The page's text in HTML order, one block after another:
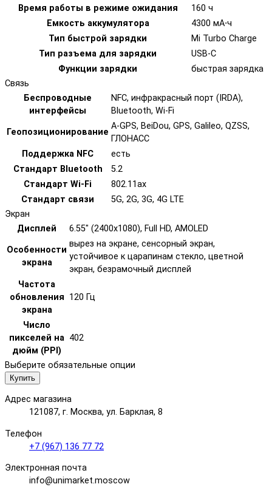
Время работы в режиме ожидания
160 ч
Емкость аккумулятора
4300 мА⋅ч
Тип быстрой зарядки
Mi Turbo Charge
Тип разъема для зарядки
USB-C
Функции зарядки
быстрая зарядка
Связь
Беспроводные
интерфейсы
NFC, инфракрасный порт (IRDA),
Bluetooth, Wi-Fi
Геопозиционирование
A-GPS, BeiDou, GPS, Galileo, QZSS,
ГЛОНАСС
Поддержка NFC
есть
Стандарт Bluetooth
5.2
Стандарт Wi-Fi
802.11ax
Стандарт связи
5G, 2G, 3G, 4G LTE
Экран
Дисплей
6.55" (2400x1080), Full HD, AMOLED
Особенности
экрана
вырез на экране, сенсорный экран,
устойчивое к царапинам стекло, цветной
экран, безрамочный дисплей
Частота
обновления
экрана
120 Гц
Число
пикселей на
дюйм (PPI)
402
Выберите обязательные опции
Купить
Адрес магазина
121087, г. Москва, ул. Барклая, 8
Телефон
+7 (967) 136 77 72
Электронная почта
info@unimarket.moscow